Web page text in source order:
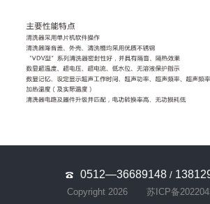
0512—36689148 /
Copyright 2026 苏ICP备